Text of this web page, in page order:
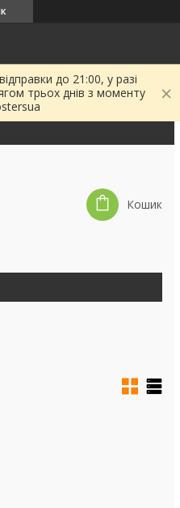
до 21:00, у разі
трьох днів з моменту
Кошик